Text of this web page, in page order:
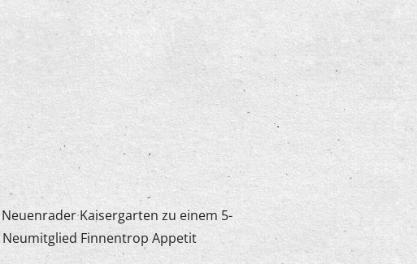
Kaisergarten zu einem 5-
Finnentrop Appetit